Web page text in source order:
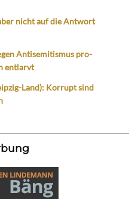
nicht auf die Antwort
Antisemitismus pro-
entlarvt
Land): Korrupt sind